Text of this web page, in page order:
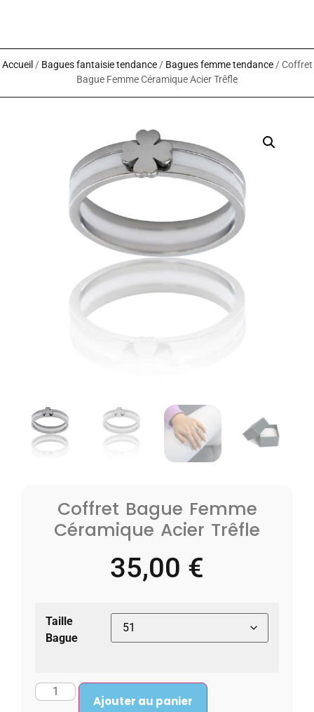
Accueil / Bagues fantaisie tendance/ Bagues femme tendance/ Coffret
Bague Femme Céramique Acier Trêfle
Coffret Bague Femme
Céramique Acier Trêfle
35,00 €
Taille
Bague
Ajouter au panier